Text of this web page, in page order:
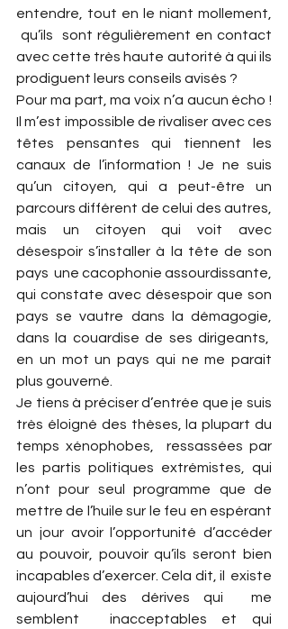
entendre, tout en le niant mollement,
qu’ils  sont régulièrement en contact
avec cette très haute autorité à qui ils
prodiguent leurs conseils avisés ?
Pour ma part, ma voix n’a aucun écho !
Il m’est impossible de rivaliser avec ces
têtes pensantes qui tiennent les
canaux de l’information ! Je ne suis
qu’un citoyen, qui a peut-être un
parcours différent de celui des autres,
mais un citoyen qui voit avec
désespoir s’installer à la tête de son
pays  une cacophonie assourdissante,
qui constate avec désespoir que son
pays se vautre dans la démagogie,
dans la couardise de ses dirigeants,
en un mot un pays qui ne me parait
plus gouverné.
Je tiens à préciser d’entrée que je suis
très éloigné des thèses, la plupart du
temps xénophobes,  ressassées par
les partis politiques extrémistes, qui
n’ont pour seul programme que de
mettre de l’huile sur le feu en espérant
un jour avoir l’opportunité d’accéder
au pouvoir, pouvoir qu’ils seront bien
incapables d’exercer. Cela dit, il  existe
aujourd’hui des dérives qui  me
semblent  inacceptables et qui